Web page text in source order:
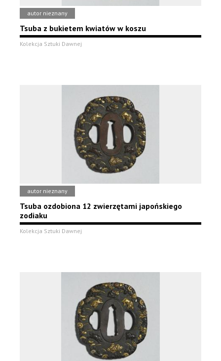
autor nieznany
Tsuba z bukietem kwiatów w koszu
Kolekcja Sztuki Dawnej
autor nieznany
Tsuba ozdobiona 12 zwierzętami japońskiego
zodiaku
Kolekcja Sztuki Dawnej